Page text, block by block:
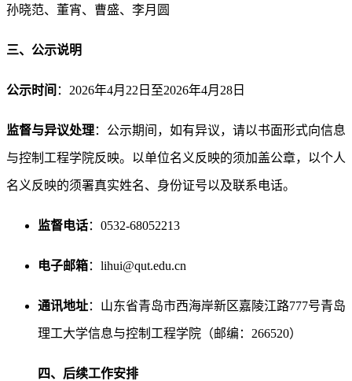
孙晓范、董宵、曹盛、李月圆
三、公示说明
公示时间 ：2026年4月22日至2026年4月28日
监督与异议处理：公示期间，如有异议，请以书面形式向信息
与控制工程学院反映。以单位名义反映的须加盖公章，以个人
名义反映的须署真实姓名、身份证号以及联系电话。
监督电话：0532-68052213
电子邮箱：lihui@qut.edu.cn
通讯地址：山东省青岛市西海岸新区嘉陵江路777号青岛
理工大学信息与控制工程学院（邮编：266520）
四、后续工作安排